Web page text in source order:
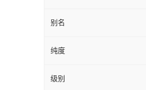
别名
纯度
级别